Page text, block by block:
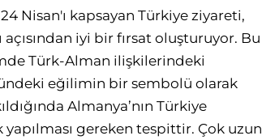
Nisan'ı kapsayan Türkiye ziyareti,
iyi bir fırsat oluşturuyor. Bu
Türk-Alman ilişkilerindeki
eğilimin bir sembolü olarak
Almanya’nın Türkiye
gereken tespittir. Çok uzun